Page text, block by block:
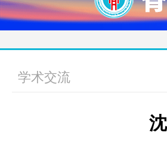
学术交流